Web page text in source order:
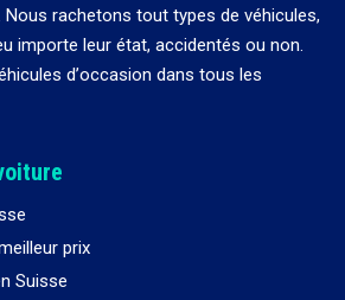
rachetons tout types de véhicules,
importe leur état, accidentés ou non.
d’occasion dans tous les
prix
Suisse